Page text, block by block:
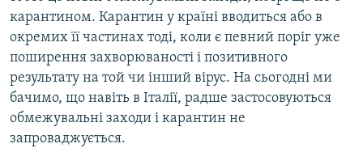
карантином. Карантин у країні вводиться або в
окремих її частинах тоді, коли є певний поріг уже
поширення захворюваності і позитивного
результату на той чи інший вірус. На сьогодні ми
бачимо, що навіть в Італії, радше застосовуються
обмежувальні заходи і карантин не
запроваджується.